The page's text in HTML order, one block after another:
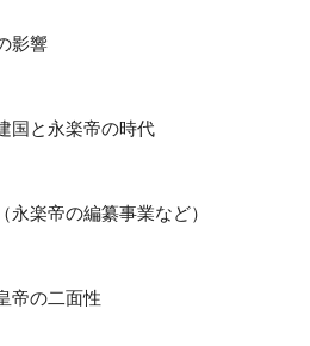
影響
国と永楽帝の時代
楽帝の編纂事業など）
帝の二面性